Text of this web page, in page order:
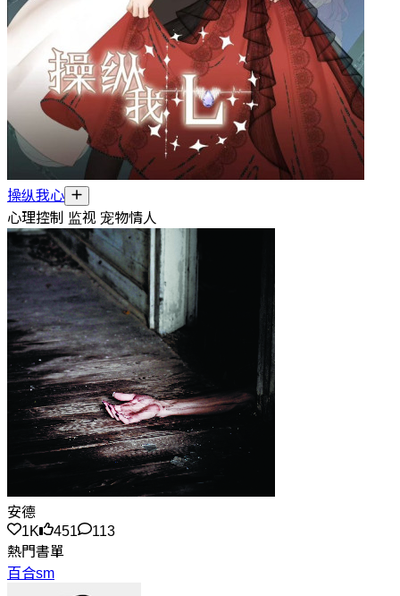
操纵我心
心理控制 监视 宠物情人
安德
1K
451
113
熱門書單
百合sm